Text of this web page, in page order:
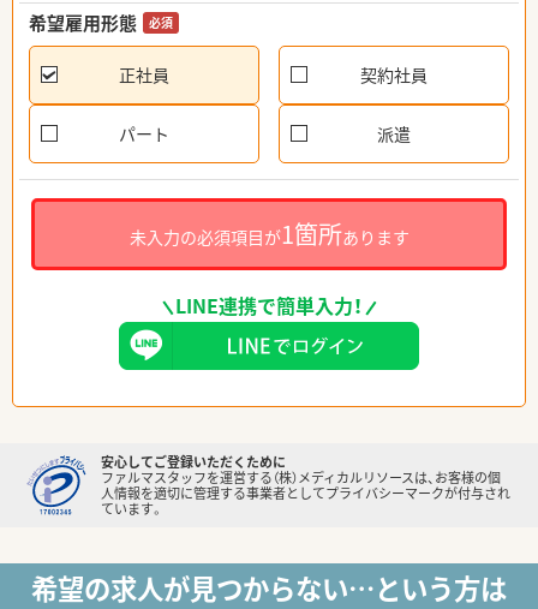
希望雇用形態 必須
正社員 契約社員
パート 派遣
未入力の必須項目が1箇所あります
LINE連携で簡単入力！
安心してご登録いただくために
ファルマスタッフを運営する（株）メディカルリソースは、お客様の個
人情報を適切に管理する事業者としてプライバシーマークが付与され
ています。
希望の求人が見つからない…という方は